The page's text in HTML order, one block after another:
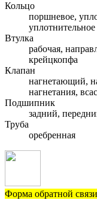
Кольцо
поршневое,
уплотнительное
Втулка
рабочая,
крейцкопфа
Клапан
нагнетающий,
нагнетания,
Подшипник
задний,
Труба
оребренная
Форма обратной